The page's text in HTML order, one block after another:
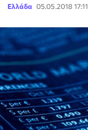
Ελλάδα 05.05.2018 17:11